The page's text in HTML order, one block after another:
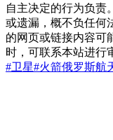
自主决定的行为负责
或遗漏，概不负任何
的网页或链接内容可
时，可联系本站进行
#卫星#火箭俄罗斯航